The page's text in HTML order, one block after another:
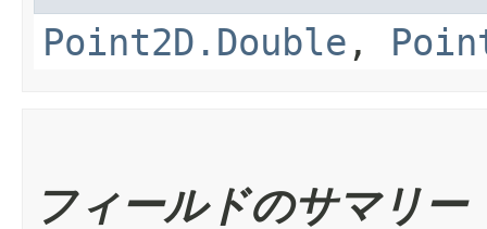
Point2D.Double ,
フィールドのサマリー